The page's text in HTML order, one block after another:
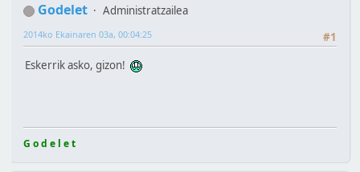
Godelet
Administratzailea
#1
2014ko Ekainaren 03a, 00:04:25
Eskerrik asko, gizon!
G o d e l e t